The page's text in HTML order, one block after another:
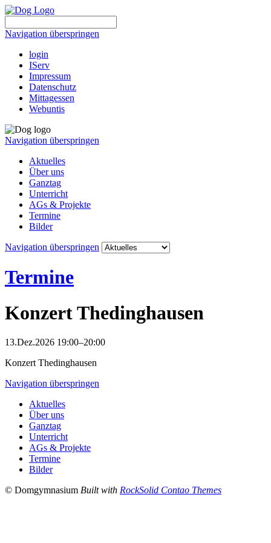
Navigation überspringen
login
IServ
Impressum
Datenschutz
Mittagessen
Webuntis
Navigation überspringen
Aktuelles
Über uns
Ganztag
Unterricht
AGs & Projekte
Termine
Bilder
Navigation überspringen
Termine
Konzert Thedinghausen
13.Dez.2026 19:00–20:00
Konzert Thedinghausen
Navigation überspringen
Aktuelles
Über uns
Ganztag
Unterricht
AGs & Projekte
Termine
Bilder
© Domgymnasium Built with RockSolid Contao Themes